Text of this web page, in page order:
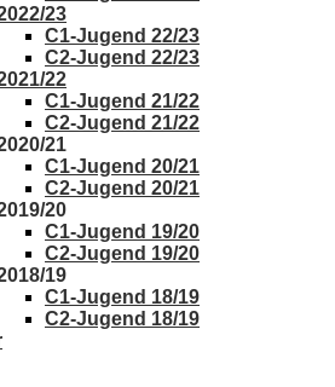
23
C1-Jugend 22/23
C2-Jugend 22/23
22
C1-Jugend 21/22
C2-Jugend 21/22
21
C1-Jugend 20/21
C2-Jugend 20/21
20
C1-Jugend 19/20
C2-Jugend 19/20
19
C1-Jugend 18/19
C2-Jugend 18/19